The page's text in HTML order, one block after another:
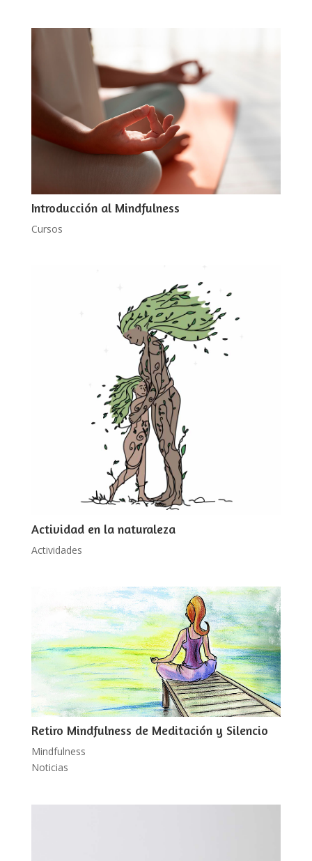
Introducción al Mindfulness
Cursos
Actividad en la naturaleza
Actividades
Retiro Mindfulness de Meditación y Silencio
Mindfulness
Noticias